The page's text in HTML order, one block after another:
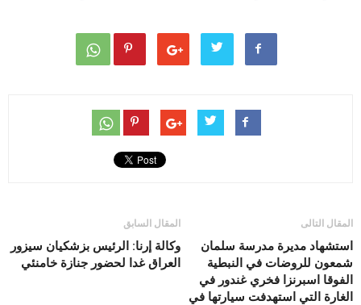
المقال السابق
وكالة إرنا: الرئيس بزشكيان سيزور
العراق غدا لحضور جنازة خامنئي
المقال التالى
استشهاد مديرة مدرسة سلمان
شمعون للروضات في النبطية
الفوقا اسبرنزا فخري غندور في
الغارة التي استهدفت سيارتها في